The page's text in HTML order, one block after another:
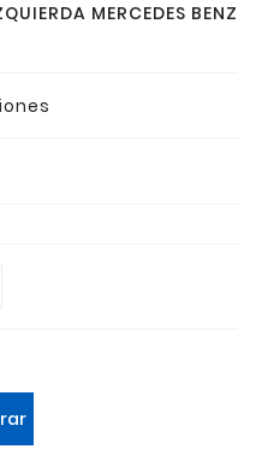
MERCEDES BENZ